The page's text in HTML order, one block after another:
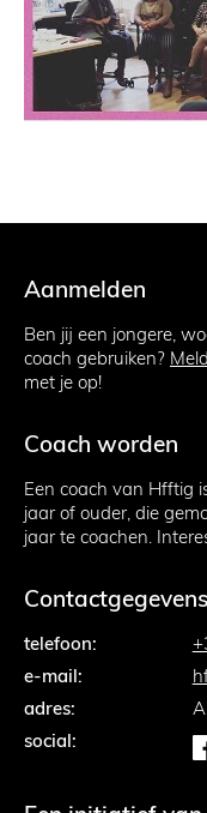
Aanmelden
Ben jij een jongere,
coach gebruiken?
met je op!
Coach worden
Een coach van Hfftig
jaar of ouder, die
jaar te coachen.
Contactgegevens
telefoon:
e-mail:
adres:
social: